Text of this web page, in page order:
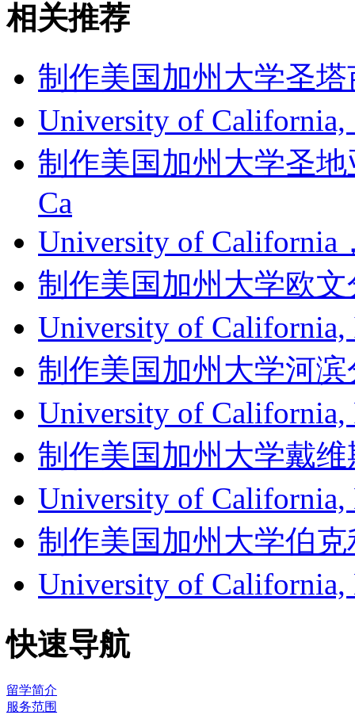
相关推荐
制作美国加州大学圣
University of California,
制作美国加州大学圣
Ca
University of California
制作美国加州大学欧
University of
制作美国加州大学河
University of
制作美国加州大学戴
University of
制作美国加州大学伯
University of
快速导航
留学简介
服务范围